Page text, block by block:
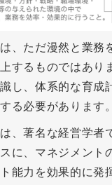
、ただ漫然と業務
するものではあり
し、体系的な育成
る必要があります。
、著名な経営学者
に、マネジメント
能力を効果的に発